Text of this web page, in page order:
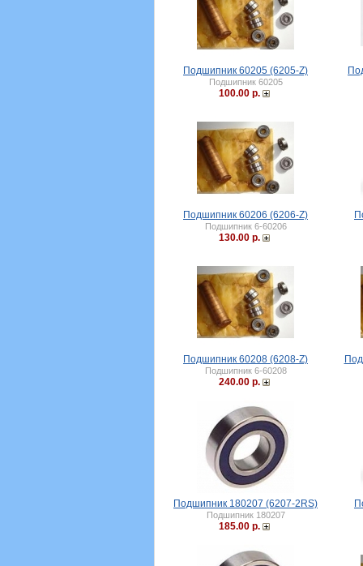
Подшипник 60205 (6205-Z)
Подшипник 60205
100.00 р.
Подшипник 60206 (6206-Z)
Подшипник 6-60206
130.00 р.
Подшипник 60208 (6208-Z)
Подшипник 6-60208
240.00 р.
Подшипник 180207 (6207-2RS)
Подшипник 180207
185.00 р.